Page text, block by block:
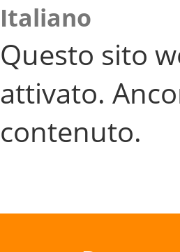
Italiano
Questo sito
attivato.
contenuto.